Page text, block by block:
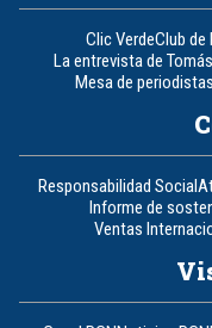
Clic VerdeClub de
La entrevista de
Mesa de periodistas
Responsabilidad Social
Informe de
Ventas